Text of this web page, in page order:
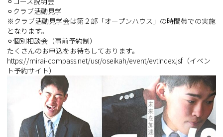
⚪︎クラブ活動見学
※クラブ活動見学会は第２部「オープンハウス」の時間帯での実施
となります。
⚪︎個別相談会（事前予約制）
たくさんのお申込をお待ちしております。
https://mirai-compass.net/usr/oseikah/event/evtIndex.jsf（イベン
ト予約サイト）